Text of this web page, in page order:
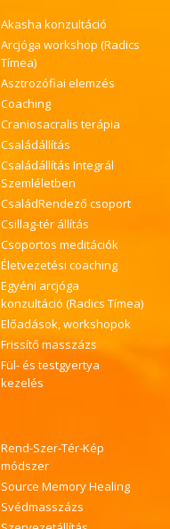
Akasha konzultáció
Arcjóga workshop (Radics
Tímea)
Asztrozófiai elemzés
Coaching
Craniosacralis terápia
Családállítás
Családállítás Integrál
Szemléletben
CsaládRendező csoport
Csillag-tér állítás
Csoportos meditációk
Életvezetési coaching
Egyéni arcjóga
konzultáció (Radics Tímea)
Előadások, workshopok
Frissítő masszázs
Fül- és testgyertya
kezelés
Rend-Szer-Tér-Kép
módszer
Source Memory Healing
Svédmasszázs